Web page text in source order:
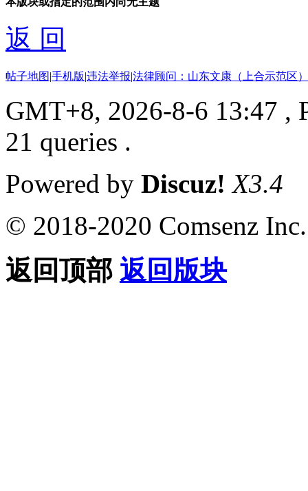
返 回
帖子地图|手机版|违法举报|法律顾问：山东文康（上合示范区
GMT+8, 2026-8-6 13:47 ,
21 queries .
Powered by Discuz! X3.4
© 2018-2020 Comsenz Inc.
返回顶部 返回版块